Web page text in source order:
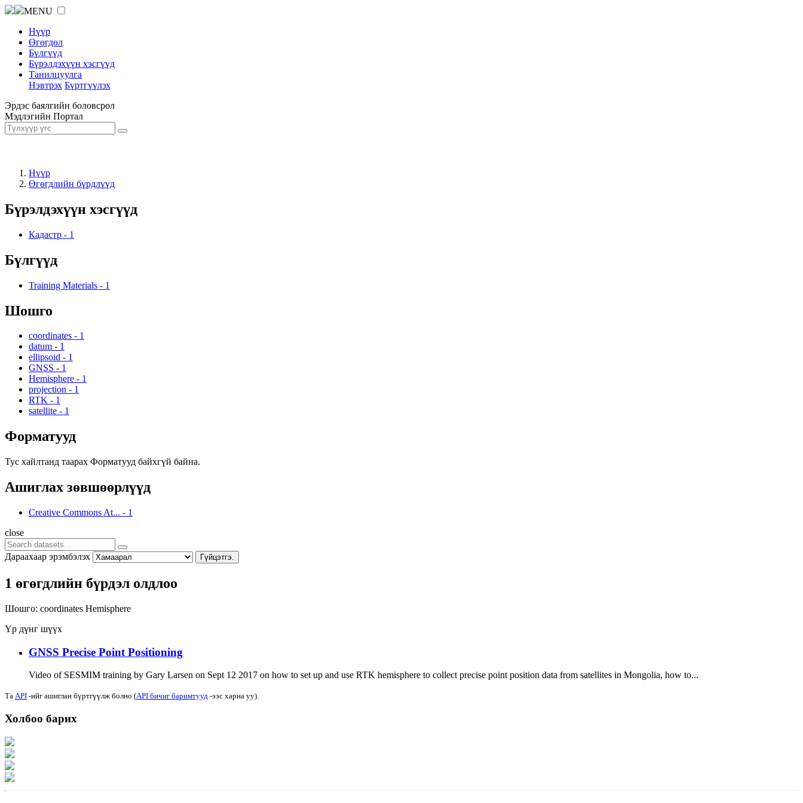
MENU
Нүүр
Өгөгдөл
Бүлгүүд
Бүрэлдэхүүн хэсгүүд
Танилцуулга
Нэвтрэх Бүртгүүлэх
Эрдэс баялгийн боловсрол
Мэдлэгийн Портал
Нүүр
Өгөгдлийн бүрдлүүд
Бүрэлдэхүүн хэсгүүд
Кадастр - 1
Бүлгүүд
Training Materials - 1
Шошго
coordinates - 1
datum - 1
ellipsoid - 1
GNSS - 1
Hemisphere - 1
projection - 1
RTK - 1
satellite - 1
Форматууд
Тус хайлтанд таарах Форматууд байхгүй байна.
Ашиглах зөвшөөрлүүд
Creative Commons At... - 1
close
Дараахаар эрэмбэлэх Гүйцэтгэ.
1 өгөгдлийн бүрдэл олдлоо
Шошго: coordinates Hemisphere
Үр дүнг шүүх
GNSS Precise Point Positioning
Video of SESMIM training by Gary Larsen on Sept 12 2017 on how to set up and use RTK hemisphere to collect precise point position data from satellites in Mongolia, how to...
Та API -ийг ашиглан бүртгүүлж болно (API бичиг баримтууд -ээс харна уу).
Холбоо барих